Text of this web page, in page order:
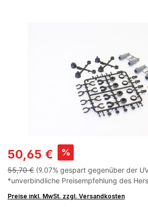
50,65 € %
55,70 € (9.07% gespart gegenüber der
*unverbindliche Preisempfehlung des
Preise inkl. MwSt. zzgl. Versandkosten